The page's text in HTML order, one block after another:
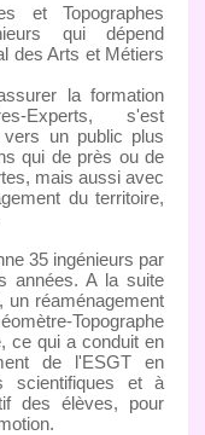
et Topographes
qui dépend
des Arts et Métiers
la formation
Experts, s'est
vers un public plus
qui de près ou de
mais aussi avec
du territoire,
35 ingénieurs par
années. A la suite
un réaménagement
Topographe
ce qui a conduit en
de l'ESGT en
scientifiques et à
des élèves, pour